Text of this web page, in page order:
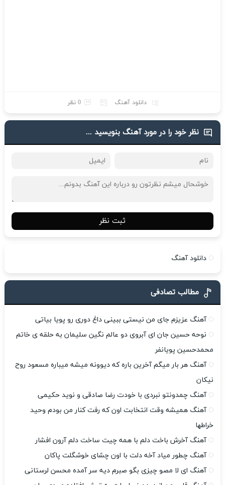
دانلود آهنگ 0 نظر
نظر خود را در مورد آهنگ بنویسید ...
ثبت نظر
دانلود آهنگ
مطالب تصادفی
آهنگ عزیزم جای من نیستی ببینی داغ دوری رو پویا بیاتی
نوحه حسین جان ای آبروی دو عالم نگین سلیمان به حلقه ی خاتم
محمدحسین پویانفر
آهنگ هر بار میگم آخرین باره که دیوونه میشه میباره مسعود روح
نیکان
آهنگ چمدونتو نبردی با خودت رضا صادقی و نوید حکیمی
آهنگ همیشه وقت انتخابت اون که رفت کنار من بودم وحید
خراطها
آهنگ آخرش باخت دلم با همه چیت ساخت دلم آرون افشار
آهنگ چطور میاد آخه دلت با اون چشای خوشگلت پاکان
آهنگ ای لا مصو چیزی بگو صبرم دیه سر آمده محسن لرستانی